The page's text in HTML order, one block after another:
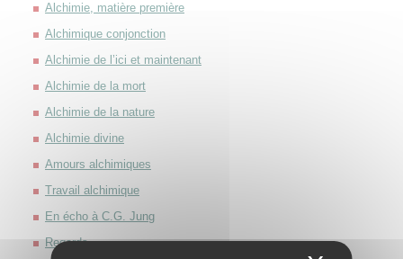
Alchimie, matière première
Alchimique conjonction
Alchimie de l’ici et maintenant
Alchimie de la mort
Alchimie de la nature
Alchimie divine
Amours alchimiques
Travail alchimique
En écho à C.G. Jung
Regards